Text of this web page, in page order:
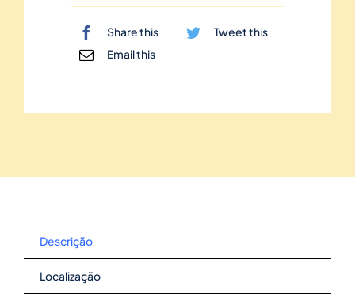
Share this
Tweet this
Email this
Descrição
Localização